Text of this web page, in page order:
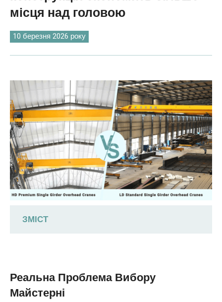
місця над головою
10 березня 2026 року
ЗМІСТ
мостових кранів HD та LD
Реальна Проблема Вибору
Майстерні
Norsk
O‘zbekcha